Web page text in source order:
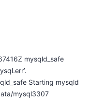
mysqld_safe
Starting mysqld
mysql3307